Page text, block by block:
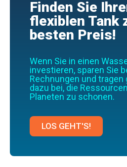
Finden Sie
flexiblen Tank
besten Preis!
Wenn Sie in einen
investieren, sparen Sie
Rechnungen und
dazu bei, die
Planeten zu schonen.
LOS GEHT'S!